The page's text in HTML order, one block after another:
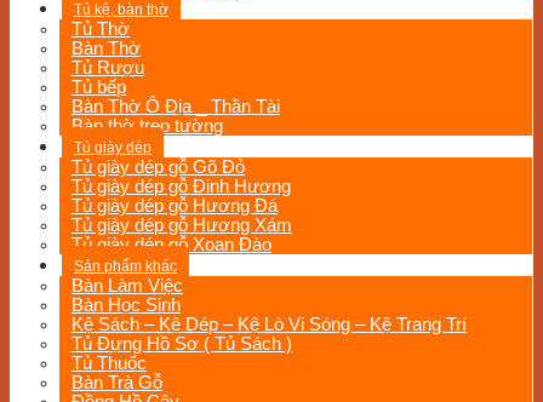
Tủ kệ, bàn thờ
Tủ Thờ
Bàn Thờ
Tủ Rượu
Tủ bếp
Bàn Thờ Ô Địa _ Thần Tài
Bàn thờ treo tường
Tủ giày dép
Tủ giày dép gỗ Gõ Đỏ
Tủ giày dép gỗ Đinh Hương
Tủ giày dép gỗ Hương Đá
Tủ giày dép gỗ Hương Xám
Tủ giày dép gỗ Xoan Đào
Sản phẩm khác
Bàn Làm Việc
Bàn Học Sinh
Kệ Sách – Kệ Dép – Kệ Lò Vi Sóng – Kệ Trang Trí
Tủ Đựng Hồ Sơ ( Tủ Sách )
Tủ Thuốc
Bàn Trà Gỗ